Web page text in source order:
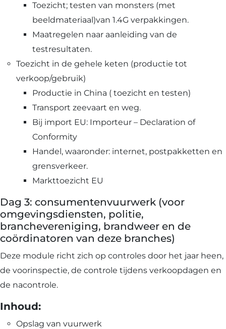
Toezicht; testen van monsters (met
beeldmateriaal)van 1.4G verpakkingen.
Maatregelen naar aanleiding van de
testresultaten.
Toezicht in de gehele keten (productie tot
verkoop/gebruik)
Productie in China ( toezicht en testen)
Transport zeevaart en weg.
Bij import EU: Importeur – Declaration of
Conformity
Handel, waaronder: internet, postpakketten en
grensverkeer.
Markttoezicht EU
Dag 3: consumentenvuurwerk (voor
omgevingsdiensten, politie,
branchevereniging, brandweer en de
coördinatoren van deze branches)
Deze module richt zich op controles door het jaar heen,
de voorinspectie, de controle tijdens verkoopdagen en
de nacontrole.
Inhoud:
Opslag van vuurwerk